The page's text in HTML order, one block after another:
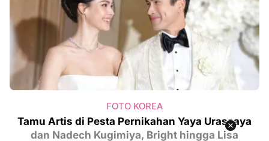
FOTO KOREA
Tamu Artis di Pesta Pernikahan Yaya Urassaya
dan Nadech Kugimiya, Bright hingga Lisa